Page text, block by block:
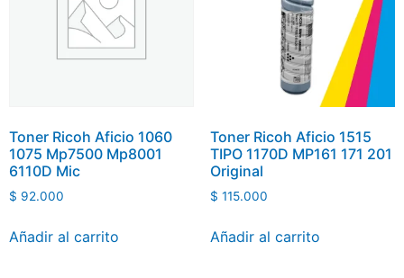
Toner Ricoh Aficio 1060
1075 Mp7500 Mp8001
6110D Mic
$ 92.000
Añadir al carrito
Toner Ricoh Aficio 1515
TIPO 1170D MP161 171 201
Original
$ 115.000
Añadir al carrito